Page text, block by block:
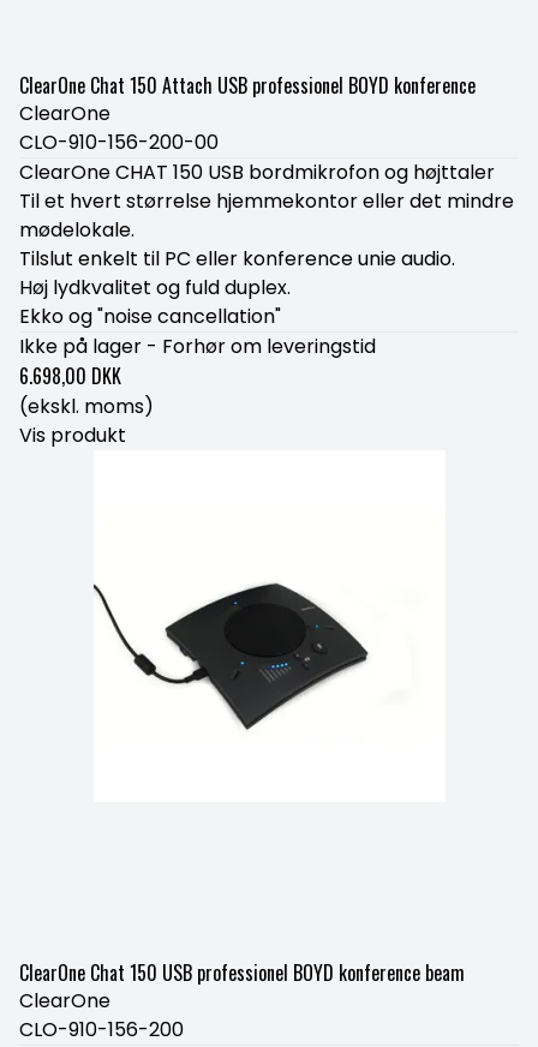
ClearOne Chat 150 Attach USB professionel BOYD konference
ClearOne
CLO-910-156-200-00
ClearOne CHAT 150 USB bordmikrofon og højttaler
Til et hvert størrelse hjemmekontor eller det mindre
mødelokale.
Tilslut enkelt til PC eller konference unie audio.
Høj lydkvalitet og fuld duplex.
Ekko og "noise cancellation"
Ikke på lager - Forhør om leveringstid
6.698,00 DKK
(ekskl. moms)
Vis produkt
ClearOne Chat 150 USB professionel BOYD konference beam
ClearOne
CLO-910-156-200